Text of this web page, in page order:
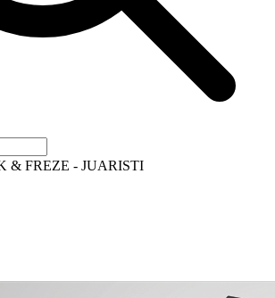
& FREZE - JUARISTI